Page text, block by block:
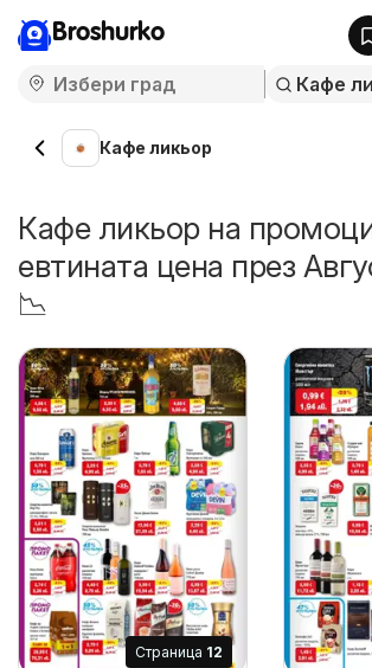
Broshurko
Кафе ликьор
Кафе ликьор на
евтината цена през
📉
Cтраница 12